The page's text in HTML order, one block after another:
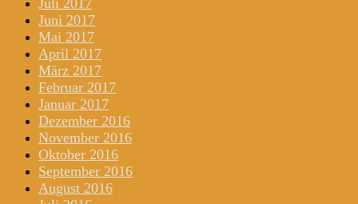
Juli 2017
Juni 2017
Mai 2017
April 2017
März 2017
Februar 2017
Januar 2017
Dezember 2016
November 2016
Oktober 2016
September 2016
August 2016